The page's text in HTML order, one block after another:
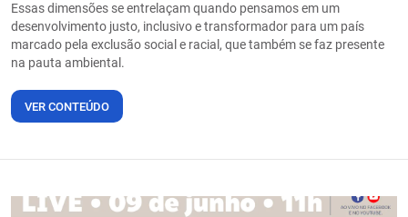
Essas dimensões se entrelaçam quando pensamos em um
desenvolvimento justo, inclusivo e transformador para um país
marcado pela exclusão social e racial, que também se faz presente
na pauta ambiental.
VER CONTEÚDO